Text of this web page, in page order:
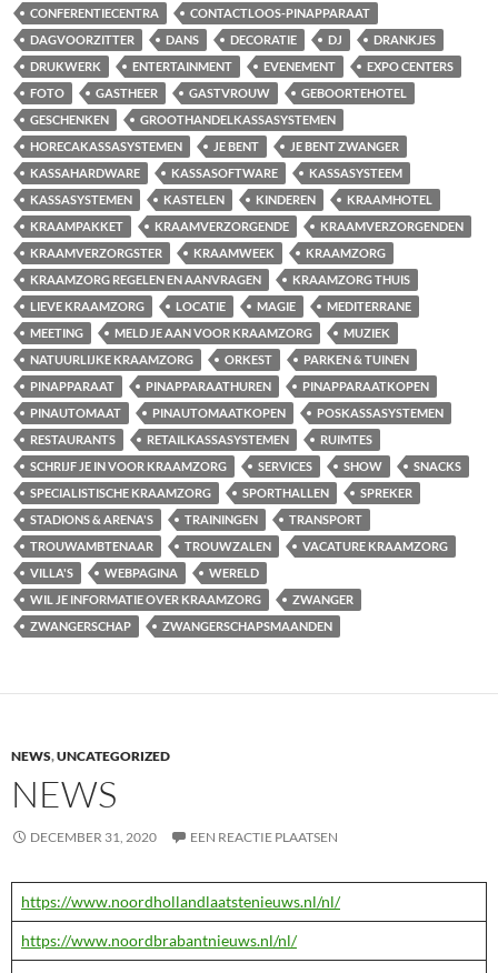
CONFERENTIECENTRA
CONTACTLOOS-PINAPPARAAT
DAGVOORZITTER
DANS DECORATIE DJ
DRANKJES
DRUKWERK
ENTERTAINMENT EVENEMENT
EXPO CENTERS
FOTO
GASTHEER GASTVROUW
GEBOORTEHOTEL
GESCHENKEN
GROOTHANDELKASSASYSTEMEN
HORECAKASSASYSTEMEN
JE BENT
JE BENT ZWANGER
KASSAHARDWARE
KASSASOFTWARE
KASSASYSTEEM
KASSASYSTEMEN
KASTELEN KINDEREN
KRAAMHOTEL
KRAAMPAKKET
KRAAMVERZORGENDE
KRAAMVERZORGENDEN
KRAAMVERZORGSTER
KRAAMWEEK
KRAAMZORG
KRAAMZORG REGELEN EN AANVRAGEN
KRAAMZORG THUIS
LIEVE KRAAMZORG
LOCATIE MAGIE
MEDITERRANE
MEETING
MELD JE AAN VOOR KRAAMZORG
MUZIEK
NATUURLIJKE KRAAMZORG
ORKEST
PARKEN & TUINEN
PINAPPARAAT
PINAPPARAATHUREN
PINAPPARAATKOPEN
PINAUTOMAAT
PINAUTOMAATKOPEN
POSKASSASYSTEMEN
RESTAURANTS
RETAILKASSASYSTEMEN
RUIMTES
SCHRIJF JE IN VOOR KRAAMZORG
SERVICES SHOW
SNACKS
SPECIALISTISCHE KRAAMZORG
SPORTHALLEN
SPREKER
STADIONS & ARENA'S
TRAININGEN
TRANSPORT
TROUWAMBTENAAR
TROUWZALEN
VACATURE KRAAMZORG
VILLA'S
WEBPAGINA
WERELD
WIL JE INFORMATIE OVER KRAAMZORG
ZWANGER
ZWANGERSCHAP
ZWANGERSCHAPSMAANDEN
NEWS,UNCATEGORIZED
NEWS
DECEMBER 31, 2020 EEN REACTIE PLAATSEN
https://www.noordhollandlaatstenieuws.nl/nl/
https://www.noordbrabantnieuws.nl/nl/